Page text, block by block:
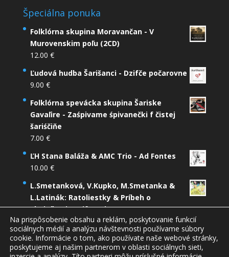
Špeciálna ponuka
Folklórna skupina Moravančan - V
Murovenskim poľu (2CD)
12.00 €
Ľudová hudba Šarišanci - Dzifče počarovne
9.00 €
Folklórna spevácka skupina Šariske
Gavaľire - Zaśpivame śpivanečki f čistej
šariśčiňe
7.00 €
ĽH Stana Baláža & AMC Trio - Ad Fontes
10.00 €
L.Smetanková, V.Kupko, M.Smetanka &
L.Latinák: Ratoliestky & Príbeh o
zbojníkovi Putifarovi (2CD)
12.00€
Na prispôsobenie obsahu a reklám, poskytovanie funkcií
sociálnych médií a analýzu návštevnosti používame súbory
cookie. Informácie o tom, ako používate naše webové stránky,
poskytujeme aj našim partnerom v oblasti sociálnych sieti,